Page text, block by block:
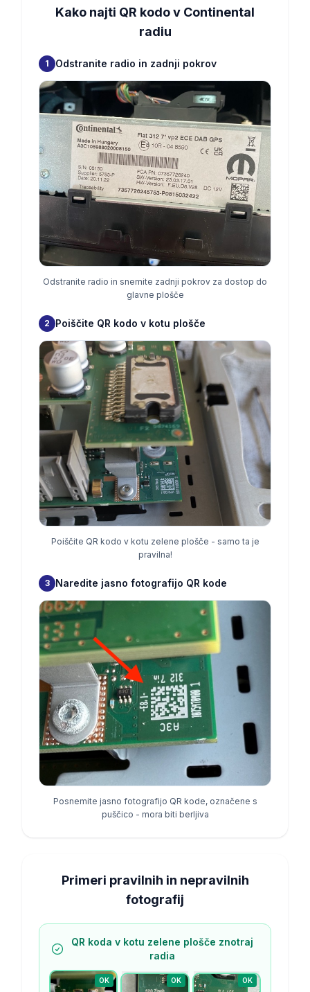
Kako najti QR kodo v Continental
radiu
1 Odstranite radio in zadnji pokrov
Odstranite radio in snemite zadnji pokrov za dostop do
glavne plošče
2 Poiščite QR kodo v kotu plošče
Poiščite QR kodo v kotu zelene plošče - samo ta je
pravilna!
3 Naredite jasno fotografijo QR kode
Posnemite jasno fotografijo QR kode, označene s
puščico - mora biti berljiva
Primeri pravilnih in nepravilnih
fotografij
QR koda v kotu zelene plošče znotraj
radia
OK OK OK